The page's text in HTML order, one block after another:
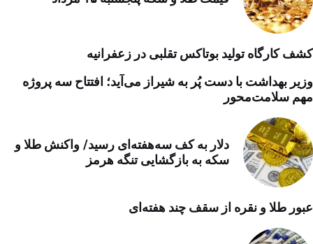
کشف کارگاه تولید بوتاکس تقلبی در زعفرانیه
وزیر بهداشت با دست پُر به شیراز می‌آید؛ افتتاح سه پروژه
مهم سلامت‌محور
دلار به کف سه‌هفته‌ای رسید/ واکنش طلا و
سکه به بازگشایی تنگه هرمز
عبور طلا و نقره از سقف چند هفته‌ای